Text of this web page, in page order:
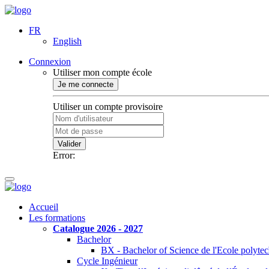
FR
English
Connexion
Utiliser mon compte école
Je me connecte
Utiliser un compte provisoire
Valider
Error:
Accueil
Les formations
Catalogue 2026 - 2027
Bachelor
BX - Bachelor of Science de l'Ecole
Cycle Ingénieur